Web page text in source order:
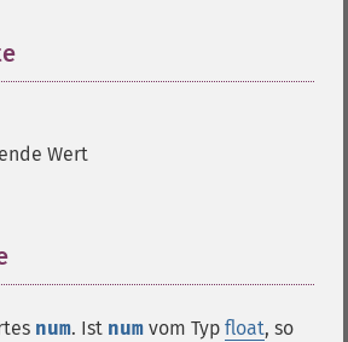
Wert
num. Ist num vom Typ float, so